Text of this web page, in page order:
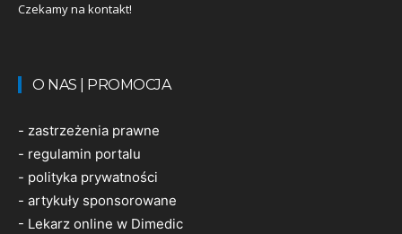
Czekamy na kontakt!
O NAS | PROMOCJA
- zastrzeżenia prawne
- regulamin portalu
- polityka prywatności
- artykuły sponsorowane
- Lekarz online w Dimedic